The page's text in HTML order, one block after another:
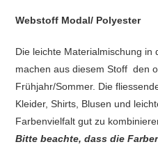
Webstoff Modal/ Polyester
Die leichte Materialmischung in
machen aus diesem Stoff den
Frühjahr/Sommer. Die
Kleider, Shirts, Blusen und
Farbenvielfalt gut zu
Bitte beachte, dass die